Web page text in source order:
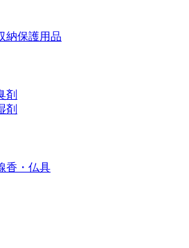
納保護用品
剤
剤
香・仏具